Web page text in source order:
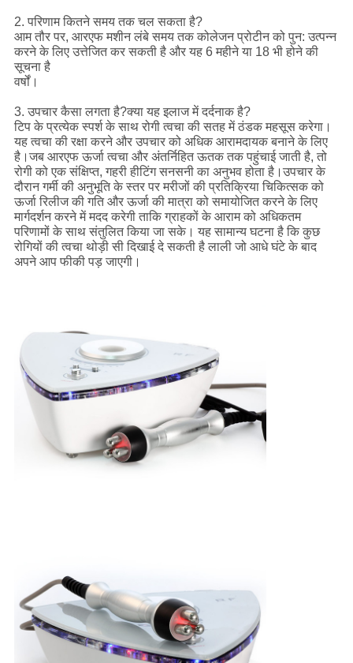
2. परिणाम कितने समय तक चल सकता है?
आम तौर पर, आरएफ मशीन लंबे समय तक कोलेजन प्रोटीन को पुन: उत्पन्न
करने के लिए उत्तेजित कर सकती है और यह 6 महीने या 18 भी होने की
सूचना है
वर्षों।
3. उपचार कैसा लगता है?क्या यह इलाज में दर्दनाक है?
टिप के प्रत्येक स्पर्श के साथ रोगी त्वचा की सतह में ठंडक महसूस करेगा।
यह त्वचा की रक्षा करने और उपचार को अधिक आरामदायक बनाने के लिए
है।जब आरएफ ऊर्जा त्वचा और अंतर्निहित ऊतक तक पहुंचाई जाती है, तो
रोगी को एक संक्षिप्त, गहरी हीटिंग सनसनी का अनुभव होता है।उपचार के
दौरान गर्मी की अनुभूति के स्तर पर मरीजों की प्रतिक्रिया चिकित्सक को
ऊर्जा रिलीज की गति और ऊर्जा की मात्रा को समायोजित करने के लिए
मार्गदर्शन करने में मदद करेगी ताकि ग्राहकों के आराम को अधिकतम
परिणामों के साथ संतुलित किया जा सके। यह सामान्य घटना है कि कुछ
रोगियों की त्वचा थोड़ी सी दिखाई दे सकती है लाली जो आधे घंटे के बाद
अपने आप फीकी पड़ जाएगी।